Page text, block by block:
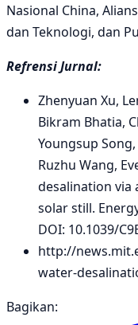
Nasional China,
dan Teknologi, dan
Refrensi Jurnal:
Zhenyuan Xu,
Bikram Bhatia,
Youngsup
Ruzhu Wang,
desalination via
solar still.
DOI: 10.1039/
http://
water-
Bagikan: